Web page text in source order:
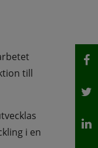
till
i en